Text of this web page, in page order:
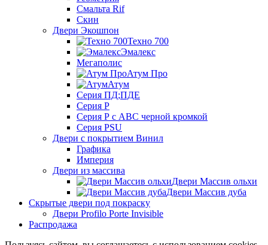
Смальта Rif
Скин
Двери Экошпон
Техно 700
Эмалекс
Мегаполис
Атум Про
Атум
Серия ПД;ПДЕ
Серия Р
Серия Р с АВС черной кромкой
Серия PSU
Двери с покрытием Винил
Графика
Империя
Двери из массива
Двери Массив ольхи
Двери Массив дуба
Скрытые двери под покраску
Двери Profilo Porte Invisible
Распродажа